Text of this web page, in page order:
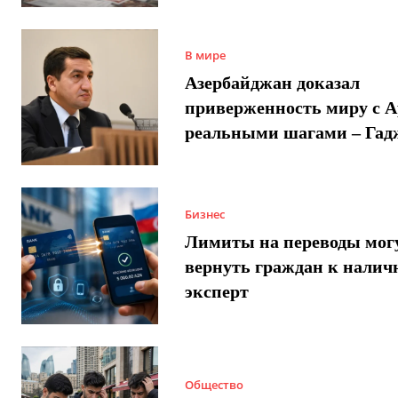
В мире
Азербайджан доказал
приверженность миру с
реальными шагами –
Бизнес
Лимиты на переводы
вернуть граждан к
эксперт
Общество